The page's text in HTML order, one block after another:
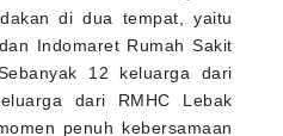
di dua tempat, yaitu
Indomaret Rumah Sakit
12 keluarga dari
dari RMHC Lebak
penuh kebersamaan